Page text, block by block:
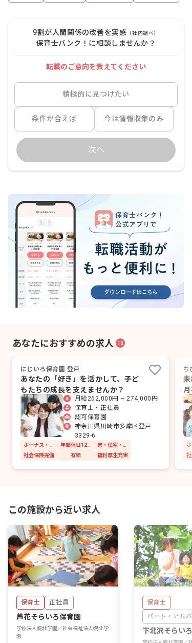
9割が人間関係の改善を実感 （社内調べ）
保育士バンク！に相談しませんか？
転職のご意向を教えてください
積極的に見つけたい
条件が合えば 今は情報収集のみ
次へ
あなたにおすすめの求人 10
にじいろ保育園 登戸
あなたの「好き」を活かして、子ど
もたちの成長を支えませんか？
月給262,000円 ~ 274,000円
保育士・正社員
認可保育園
神奈川県川崎市多摩区登戸
3329-6
社会保険完備
有給 福利厚生充実
ち
社
この施設から近い求人
保育士 正社員
芦花そらいろ保育園
学校法人幌北学園／社会福祉法人幌北学
園
保育士
パート・アルバ
下北沢そらいろ